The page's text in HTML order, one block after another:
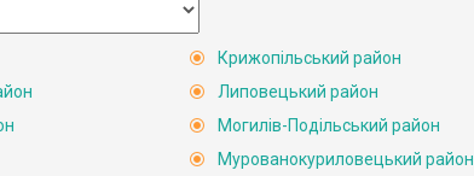
Крижопільський район
Липовецький район
Могилів-Подільський район
Мурованокуриловецький район